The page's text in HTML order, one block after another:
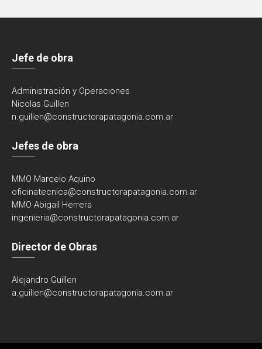
Jefe de obra
Administración y Operaciones
Nicolas Guillen
n.guillen@constructorapatagonia.com.ar
Jefes de obra
MMO Marcelo Aquino
oficinatecnica@constructorapatagonia.com.ar
MMO Abigail Herrera
ingenieria@constructorapatagonia.com.ar
Director de Obras
Alejandro Guillen
a.guillen@constructorapatagonia.com.ar